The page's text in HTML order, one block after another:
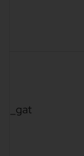
_gat